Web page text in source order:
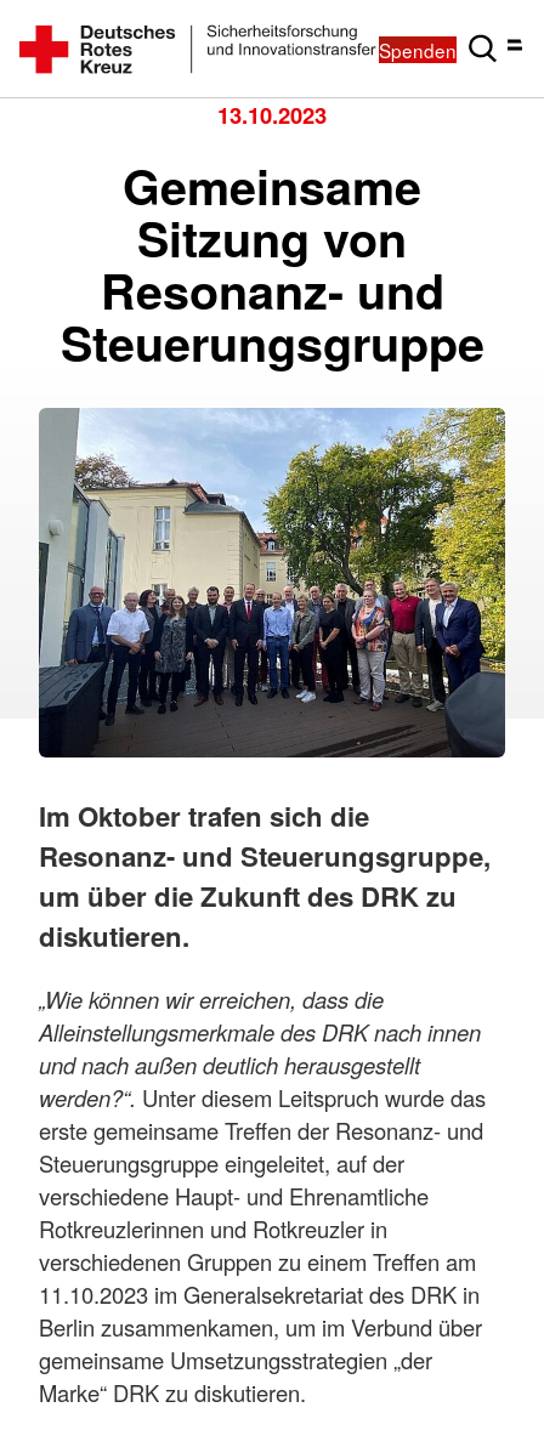
Spenden
13.10.2023
Gemeinsame
Sitzung von
Resonanz- und
Steuerungsgruppe
Im Oktober trafen sich die
Resonanz- und Steuerungsgruppe,
um über die Zukunft des DRK zu
diskutieren.
„Wie können wir erreichen, dass die
Alleinstellungsmerkmale des DRK nach innen
und nach außen deutlich herausgestellt
werden?“. Unter diesem Leitspruch wurde das
erste gemeinsame Treffen der Resonanz- und
Steuerungsgruppe eingeleitet, auf der
verschiedene Haupt- und Ehrenamtliche
Rotkreuzlerinnen und Rotkreuzler in
verschiedenen Gruppen zu einem Treffen am
11.10.2023 im Generalsekretariat des DRK in
Berlin zusammenkamen, um im Verbund über
gemeinsame Umsetzungsstrategien „der
Marke“ DRK zu diskutieren.